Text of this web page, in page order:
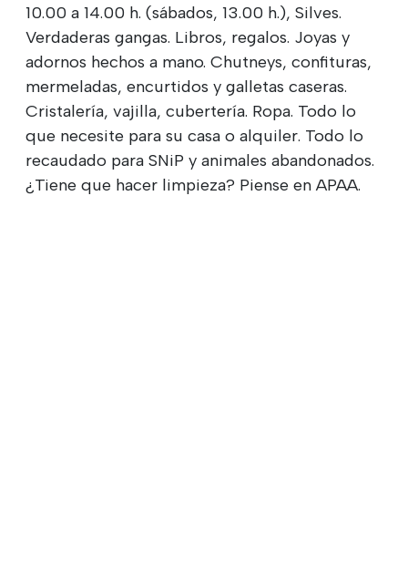
10.00 a 14.00 h. (sábados, 13.00 h.), Silves.
Verdaderas gangas. Libros, regalos. Joyas y
adornos hechos a mano. Chutneys, confituras,
mermeladas, encurtidos y galletas caseras.
Cristalería, vajilla, cubertería. Ropa. Todo lo
que necesite para su casa o alquiler. Todo lo
recaudado para SNiP y animales abandonados.
¿Tiene que hacer limpieza? Piense en APAA.